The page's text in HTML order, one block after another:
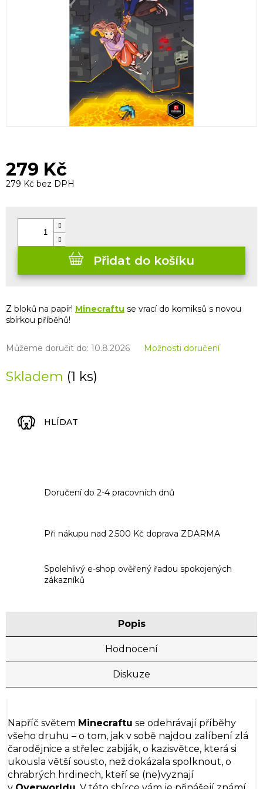
279 Kč
279 Kč bez DPH
Skladem (1 ks)
Můžeme doručit do: 10.8.2026 Možnosti doručení
Přidat do košíku
Z bloků na papír! Minecraftu se vrací do komiksů s novou
sbírkou příběhů!
HLÍDAT
Doručení do 2-4 pracovních dnů
Při nákupu nad 2.500 Kč doprava ZDARMA
Spolehlivý e-shop ověřený řadou spokojených
zákazníků
Popis
Hodnocení
Diskuze
Napříč světem Minecraftu se odehrávají příběhy
všeho druhu – o tom, jak v sobě najdou zalíbení zlá
čarodějnice a střelec zabiják, o kazisvětce, která si
ukousla větší sousto, než dokázala spolknout, o
chrabrých hrdinech, kteří se (ne)vyznají